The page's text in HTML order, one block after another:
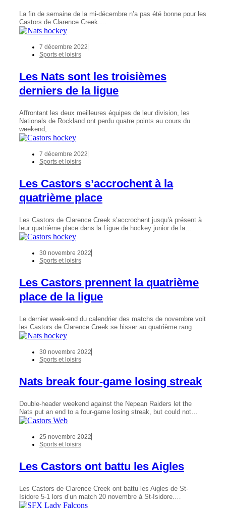
La fin de semaine de la mi-décembre n’a pas été bonne pour les
Castors de Clarence Creek.…
7 décembre 2022
Sports et loisirs
Les Nats sont les troisièmes
derniers de la ligue
Affrontant les deux meilleures équipes de leur division, les
Nationals de Rockland ont perdu quatre points au cours du
weekend,…
7 décembre 2022
Sports et loisirs
Les Castors s’accrochent à la
quatrième place
Les Castors de Clarence Creek s’accrochent jusqu’à présent à
leur quatrième place dans la Ligue de hockey junior de la…
30 novembre 2022
Sports et loisirs
Les Castors prennent la quatrième
place de la ligue
Le dernier week-end du calendrier des matchs de novembre voit
les Castors de Clarence Creek se hisser au quatrième rang…
30 novembre 2022
Sports et loisirs
Nats break four-game losing streak
Double-header weekend against the Nepean Raiders let the
Nats put an end to a four-game losing streak, but could not…
25 novembre 2022
Sports et loisirs
Les Castors ont battu les Aigles
Les Castors de Clarence Creek ont battu les Aigles de St-
Isidore 5-1 lors d’un match 20 novembre à St-Isidore.…